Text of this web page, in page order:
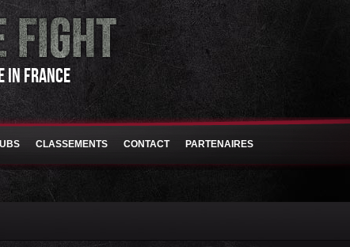
IN FRANCE
CLASSEMENTS CONTACT PARTENAIRES